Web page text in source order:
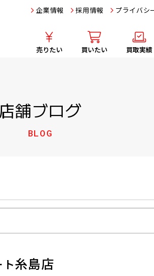
企業情報 採用情報 プライバシ
売りたい 買いたい 買取実績
店舗ブログ
BLOG
糸島店